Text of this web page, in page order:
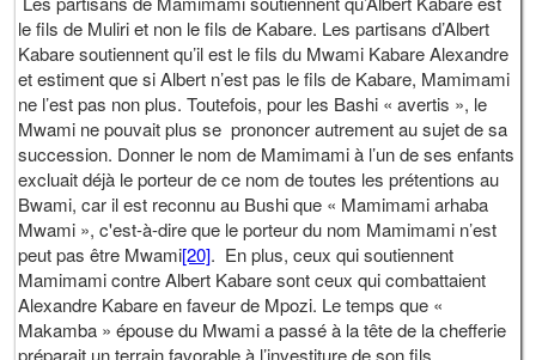
le fils de Muliri et non le fils de Kabare. Les partisans d’Albert
Kabare soutiennent qu’il est le fils du Mwami Kabare Alexandre
et estiment que si Albert n’est pas le fils de Kabare, Mamimami
ne l’est pas non plus. Toutefois, pour les Bashi « avertis », le
Mwami ne pouvait plus se prononcer autrement au sujet de sa
succession. Donner le nom de Mamimami à l’un de ses enfants
excluait déjà le porteur de ce nom de toutes les prétentions au
Bwami, car il est reconnu au Bushi que « Mamimami arhaba
Mwami », c'est-à-dire que le porteur du nom Mamimami n’est
peut pas être Mwami[20]. En plus, ceux qui soutiennent
Mamimami contre Albert Kabare sont ceux qui combattaient
Alexandre Kabare en faveur de Mpozi. Le temps que «
Makamba » épouse du Mwami a passé à la tête de la chefferie
préparait un terrain favorable à l’investiture de son fils